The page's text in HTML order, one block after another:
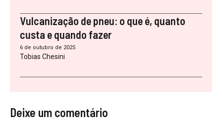
Vulcanização de pneu: o que é, quanto
custa e quando fazer
6 de outubro de 2025
Tobias Chesini
Deixe um comentário